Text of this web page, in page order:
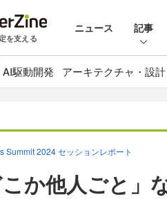
を支える
ニュース 記事
AI駆動開発 アーキテクチャ・設計
Summit 2024 セッションレポート
こか他人ごと」